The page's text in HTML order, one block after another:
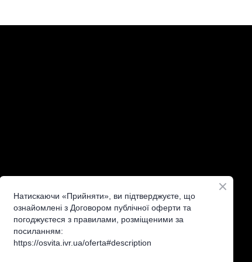
Натискаючи «Прийняти», ви підтверджуєте, що
ознайомлені з Договором публічної оферти та
погоджуєтеся з правилами, розміщеними за
посиланням:
https://osvita.ivr.ua/oferta#description